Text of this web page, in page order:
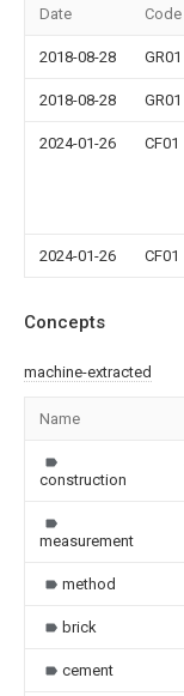
Date Code
2018-08-28 GR01
2018-08-28 GR01
2024-01-26 CF01
2024-01-26 CF01
Concepts
machine-extracted
Name
construction
measurement
method
brick
cement